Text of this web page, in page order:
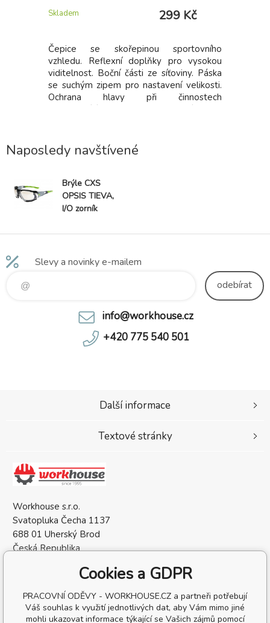
Skladem 299 Kč
Čepice se skořepinou sportovního
vzhledu. Reflexní doplňky pro vysokou
viditelnost. Boční části ze síťoviny. Páska
se suchým zipem pro nastavení velikosti.
Ochrana hlavy při činnostech
Naposledy navštívené
Brýle CXS
OPSIS TIEVA,
I/O zorník
Slevy a novinky e-mailem
odebírat
info@workhouse.cz
+420 775 540 501
Workhouse s.r.o.
Svatopluka Čecha 1137
688 01 Uherský Brod
Česká Republika
DIČ: CZ05568137
Další informace
Textové stránky
Cookies a GDPR
PRACOVNÍ ODĚVY - WORKHOUSE.CZ a partneři potřebují
Váš souhlas k využití jednotlivých dat, aby Vám mimo jiné
mohli ukazovat informace týkající se Vašich zájmů pomocí